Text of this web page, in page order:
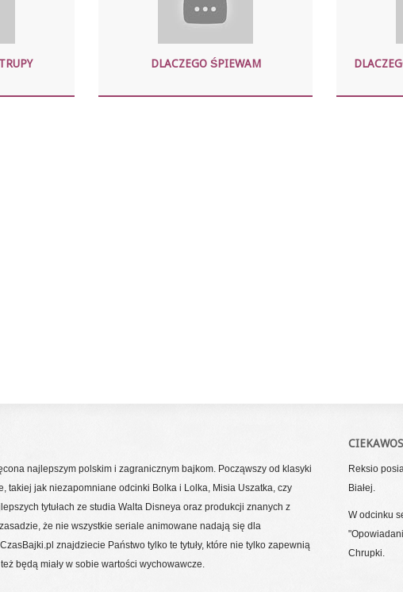
DLACZEGO ŚPIEWAM
najlepszym polskim i zagranicznym bajkom. Począwszy od klasyki
takiej jak niezapomniane odcinki Bolka i Lolka, Misia Uszatka, czy
tytułach ze studia Walta Disneya oraz produkcji znanych z
że nie wszystkie seriale animowane nadają się dla
znajdziecie Państwo tylko te tytuły, które nie tylko zapewnią
będą miały w sobie wartości wychowawcze.
Reksio
Białej.
W odcinku
Chrupki.